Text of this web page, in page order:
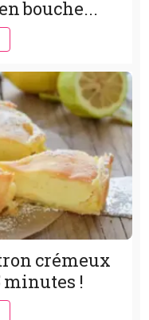
bouche...
crémeux
minutes !